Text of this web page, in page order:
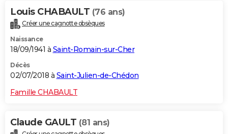
Louis CHABAULT (76 ans)
Créer une cagnotte obsèques
Naissance
18/09/1941 à Saint-Romain-sur-Cher
Décès
02/07/2018 à Saint-Julien-de-Chédon
Famille CHABAULT
Claude GAULT (81 ans)